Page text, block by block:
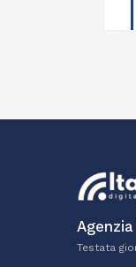
Testata